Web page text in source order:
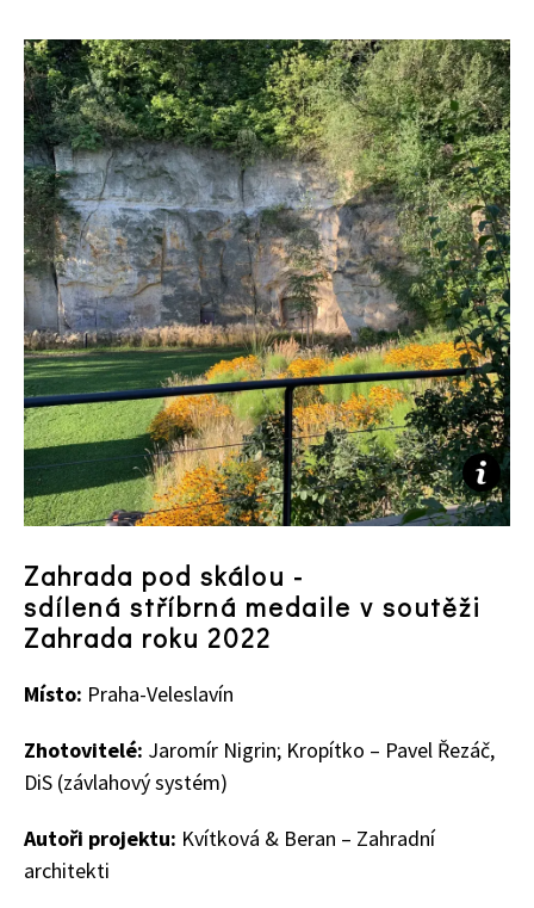
Zahrada pod skálou -
sdílená stříbrná medaile v soutěži
Zahrada roku 2022
Místo: Praha-Veleslavín
Zhotovitelé: Jaromír Nigrin; Kropítko – Pavel Řezáč,
DiS (závlahový systém)
Autoři projektu: Kvítková & Beran – Zahradní
architekti